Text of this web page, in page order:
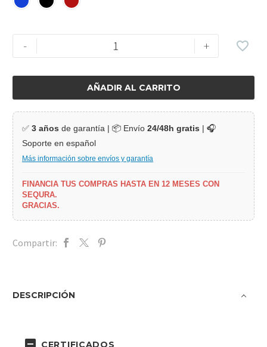
- +
AÑADIR AL CARRITO
✅ 3 años de garantía | 📦 Envío 24/48h gratis | 🎧
Soporte en español
Más información sobre envíos y garantía
FINANCIA TUS COMPRAS HASTA EN 12 MESES CON
SEQURA.
GRACIAS.
Compartir:
DESCRIPCIÓN
CERTIFICADOS